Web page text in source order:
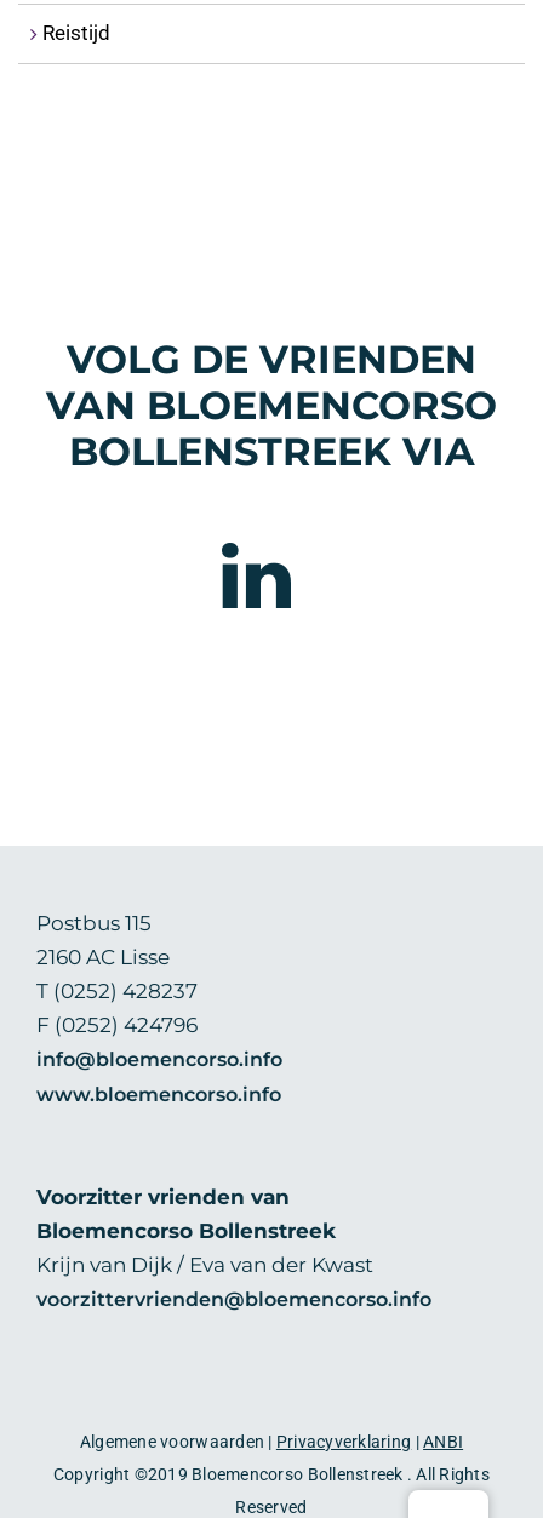
Reistijd
Postbus 115
2160 AC Lisse
T (0252) 428237
F (0252) 424796
info@bloemencorso.info
www.bloemencorso.info
Voorzitter vrienden van
Bloemencorso Bollenstreek
Krijn van Dijk / Eva van der Kwast
voorzittervrienden@bloemencorso.info
VOLG DE VRIENDEN
VAN BLOEMENCORSO
BOLLENSTREEK VIA
Algemene voorwaarden | Privacyverklaring |ANBI
Copyright ©2019 Bloemencorso Bollenstreek . All Rights
Reserved